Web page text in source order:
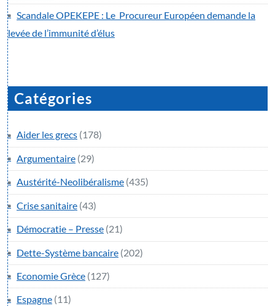
Scandale OPEKEPE : Le Procureur Européen demande la
levée de l’immunité d’élus
Catégories
Aider les grecs (178)
Argumentaire (29)
Austérité-Neolibéralisme (435)
Crise sanitaire (43)
Démocratie – Presse (21)
Dette-Système bancaire (202)
Economie Grèce (127)
Espagne (11)